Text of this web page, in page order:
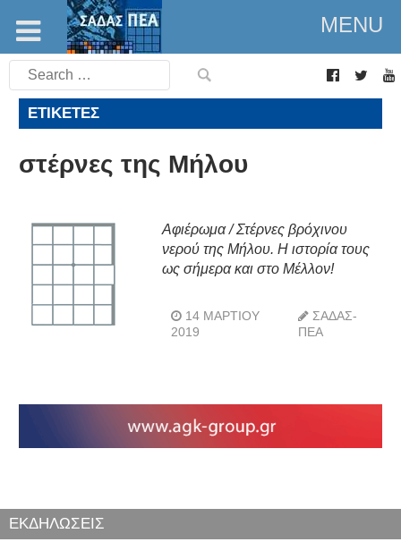
MENU
Search
for:
ΕΤΙΚΈΤΕΣ
στέρνες της Μήλου
Αφιέρωμα / Στέρνες βρόχινου
νερού της Μήλου. Η ιστορία τους
ως σήμερα και στο Μέλλον!
14 ΜΑΡΤΊΟΥ
2019
ΣΑΔΑΣ-
ΠΕΑ
ΕΚΔΗΛΩΣΕΙΣ